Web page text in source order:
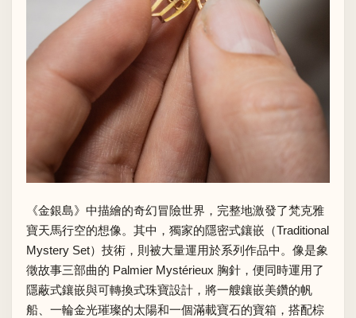
《金銀島》中描繪的奇幻冒險世界，完整地激發了梵克雅
寶天馬行空的想像。其中，獨家的隱密式鑲嵌（Traditional
Mystery Set）技術，則被大量運用於系列作品中。像是象
徵故事三部曲的 Palmier Mystérieux 胸針，便同時運用了
隱蔽式鑲嵌與可轉換式珠寶設計，將一艘鑲嵌美鑽的帆
船、一輪金光璀璨的太陽和一個滿載寶石的寶箱，搭配棕